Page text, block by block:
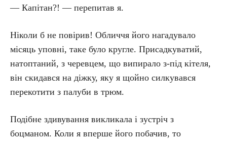
— Капітан?! — перепитав я.
Ніколи б не повірив! Обличчя його нагадувало
місяць уповні, таке було кругле. Присадкуватий,
натоптаний, з черевцем, що випирало з-під кітеля,
він скидався на діжку, яку я щойно силкувався
перекотити з палуби в трюм.
Подібне здивування викликала і зустріч з
боцманом. Коли я вперше його побачив, то